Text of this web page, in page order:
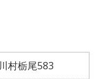
村栃尾583